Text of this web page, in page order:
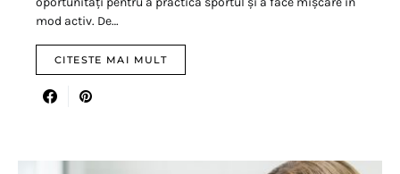
mod activ. De…
CITESTE MAI MULT